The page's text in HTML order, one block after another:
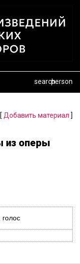
person
search
[ Добавить материал ]
из оперы